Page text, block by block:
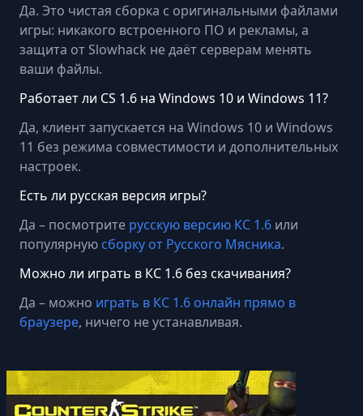
Да. Это чистая сборка с оригинальными файлами
игры: никакого встроенного ПО и рекламы, а
защита от Slowhack не даёт серверам менять
ваши файлы.
Работает ли CS 1.6 на Windows 10 и Windows 11?
Да, клиент запускается на Windows 10 и Windows
11 без режима совместимости и дополнительных
настроек.
Есть ли русская версия игры?
Да – посмотрите русскую версию КС 1.6 или
популярную сборку от Русского Мясника.
Можно ли играть в КС 1.6 без скачивания?
Да – можно играть в КС 1.6 онлайн прямо в
браузере, ничего не устанавливая.